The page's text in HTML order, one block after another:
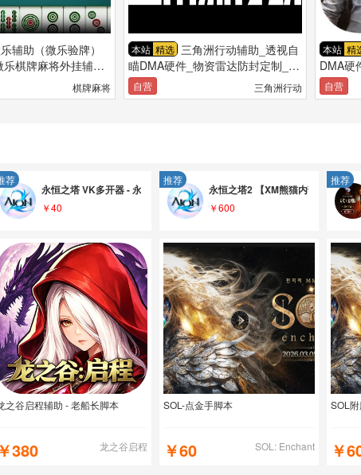
辅助（微乐验牌）
棋牌麻将外挂辅助
双机型
棋牌麻将
本站 精选 三角洲行动辅助_透视自
瞄DMA硬件_物资雷达防封定制_三
端支持
自营 三角洲行动
本站 精
DMA硬
码定制
自营
荐
永恒之塔 VK多开器 - 永恒之塔1重制版（和永恒之塔2通卡 永恒2开服稳定
￥40
推荐
永恒之塔2 【XM熊猫内部版】脚本
￥600
推荐
之谷启程辅助 - 老船长脚本
￥380 龙之谷启程
SOL-点金手脚本
￥60 SOL: Enchant
SOL
￥